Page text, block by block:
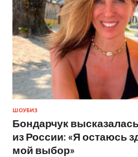
ШОУБИЗ
Бондарчук
из России: «Я остаюсь
мой выбор»